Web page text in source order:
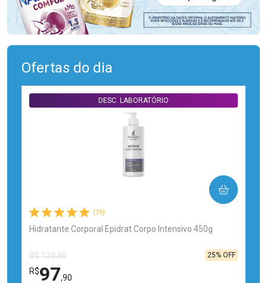
Ofertas do dia
(79)
Hidratante Corporal Epidrat Corpo Intensivo 450g
DESC. LABORATÓRIO
R$ 129,90
R$97,90
25% OFF
COMPRAR